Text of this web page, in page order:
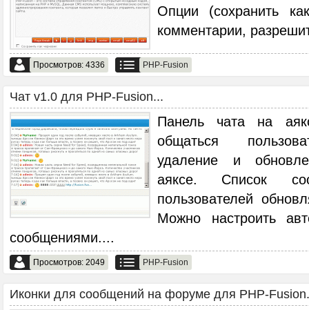
Опции (сохранить
комментарии,
Просмотров: 4336 PHP-Fusion
Чат v1.0 для PHP-Fusion...
Панель чата на
общаться
удаление и
аяксе. Список
пользователей
Можно настроить
сообщениями....
Просмотров: 2049 PHP-Fusion
Иконки для сообщений на форуме для PHP-